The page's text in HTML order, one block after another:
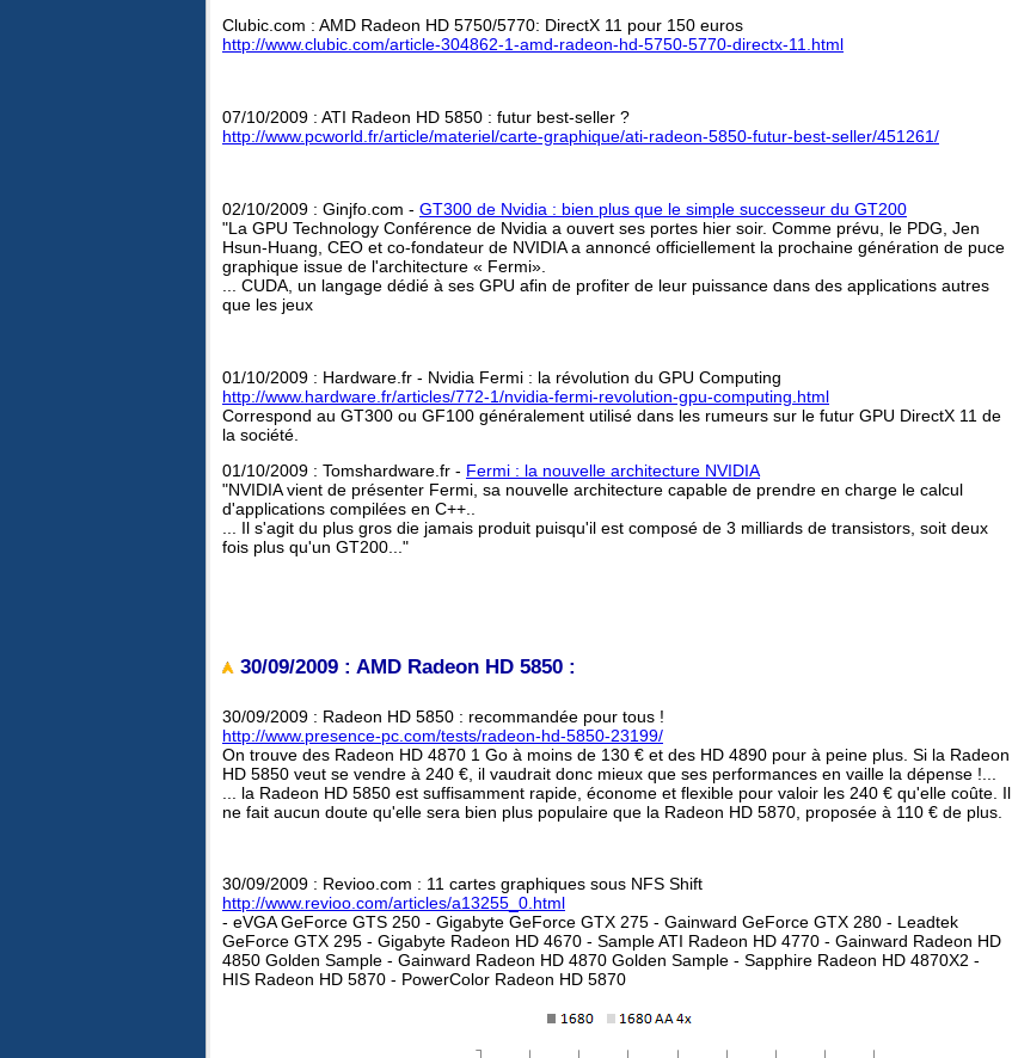
Clubic.com : AMD Radeon HD 5750/5770: DirectX 11 pour 150 euros
http://www.clubic.com/article-304862-1-amd-radeon-hd-5750-5770-directx-11.html
07/10/2009 : ATI Radeon HD 5850 : futur best-seller ?
http://www.pcworld.fr/article/materiel/carte-graphique/ati-radeon-5850-futur-best-seller/451261/
02/10/2009 : Ginjfo.com - GT300 de Nvidia : bien plus que le simple successeur du GT200
"La GPU Technology Conférence de Nvidia a ouvert ses portes hier soir. Comme prévu, le PDG, Jen
Hsun-Huang, CEO et co-fondateur de NVIDIA a annoncé officiellement la prochaine génération de puce
graphique issue de l'architecture « Fermi».
... CUDA, un langage dédié à ses GPU afin de profiter de leur puissance dans des applications autres
que les jeux
01/10/2009 : Hardware.fr - Nvidia Fermi : la révolution du GPU Computing
http://www.hardware.fr/articles/772-1/nvidia-fermi-revolution-gpu-computing.html
Correspond au GT300 ou GF100 généralement utilisé dans les rumeurs sur le futur GPU DirectX 11 de
la société.
01/10/2009 : Tomshardware.fr - Fermi : la nouvelle architecture NVIDIA
"NVIDIA vient de présenter Fermi, sa nouvelle architecture capable de prendre en charge le calcul
d'applications compilées en C++..
... Il s'agit du plus gros die jamais produit puisqu'il est composé de 3 milliards de transistors, soit deux
fois plus qu'un GT200..."
30/09/2009 : AMD Radeon HD 5850 :
30/09/2009 : Radeon HD 5850 : recommandée pour tous !
http://www.presence-pc.com/tests/radeon-hd-5850-23199/
On trouve des Radeon HD 4870 1 Go à moins de 130 € et des HD 4890 pour à peine plus. Si la Radeon
HD 5850 veut se vendre à 240 €, il vaudrait donc mieux que ses performances en vaille la dépense !...
... la Radeon HD 5850 est suffisamment rapide, économe et flexible pour valoir les 240 € qu'elle coûte. Il
ne fait aucun doute qu'elle sera bien plus populaire que la Radeon HD 5870, proposée à 110 € de plus.
30/09/2009 : Revioo.com : 11 cartes graphiques sous NFS Shift
http://www.revioo.com/articles/a13255_0.html
- eVGA GeForce GTS 250 - Gigabyte GeForce GTX 275 - Gainward GeForce GTX 280 - Leadtek
GeForce GTX 295 - Gigabyte Radeon HD 4670 - Sample ATI Radeon HD 4770 - Gainward Radeon HD
4850 Golden Sample - Gainward Radeon HD 4870 Golden Sample - Sapphire Radeon HD 4870X2 -
HIS Radeon HD 5870 - PowerColor Radeon HD 5870